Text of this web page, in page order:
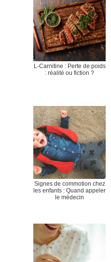
L-Carnitine : Perte de poids
: réalité ou fiction ?
Signes de commotion chez
les enfants : Quand appeler
le médecin